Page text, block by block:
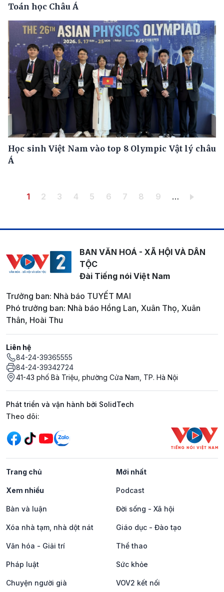
Toán học Châu Á
Học sinh Việt Nam vào top 8 Olympic Vật lý châu
Á
Pagination
Trang hiện thời
1 Trang
2 Trang
3 Trang
4 Trang
5 Trang
6 Trang
7 Trang
8 Trang
9 …
BAN VĂN HOÁ - XÃ HỘI VÀ DÂN
TỘC
Đài Tiếng nói Việt Nam
Trưởng ban: Nhà báo TUYẾT MAI
Phó trưởng ban: Nhà báo Hồng Lan, Xuân Thọ, Xuân
Thân, Hoài Thu
Liên hệ
84-24-39365555
84-24-39342724
41-43 phố Bà Triệu, phường Cửa Nam, TP. Hà Nội
Phát triển và vận hành bởi SolidTech
Mạng xã hội
Theo dõi:
Trang chủ Mới nhất
Xem nhiều Podcast
Bàn và luận Đời sống - Xã hội
Xóa nhà tạm, nhà dột nát Giáo dục - Đào tạo
Văn hóa - Giải trí Thể thao
Pháp luật Sức khỏe
Chuyện người già VOV2 kết nối